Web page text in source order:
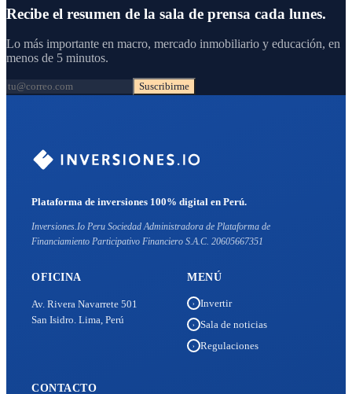
Recibe el resumen de la sala de prensa cada lunes.
Lo más importante en macro, mercado inmobiliario y educación, en
menos de 5 minutos.
Suscribirme
Plataforma de inversiones 100% digital en Perú.
Inversiones.Io Peru Sociedad Administradora de Plataforma de
Financiamiento Participativo Financiero S.A.C. 20605667351
OFICINA
Av. Rivera Navarrete 501
San Isidro. Lima, Perú
MENÚ
› Invertir
› Sala de noticias
› Regulaciones
CONTACTO